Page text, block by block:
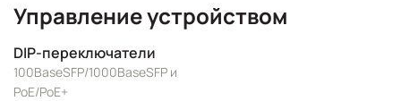
Управление устройством
DIP-переключатели
100BaseSFP/1000BaseSFP и
PoE/PoE+